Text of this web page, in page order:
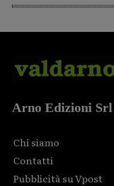
Arno Edizioni Srl
Chi siamo
Contatti
Pubblicità su Vpost